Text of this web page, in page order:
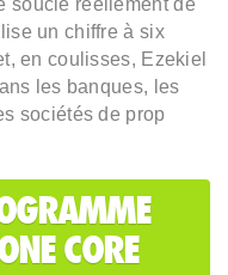
soucie réellement de
un chiffre à six
en coulisses, Ezekiel
les banques, les
sociétés de prop
CORE